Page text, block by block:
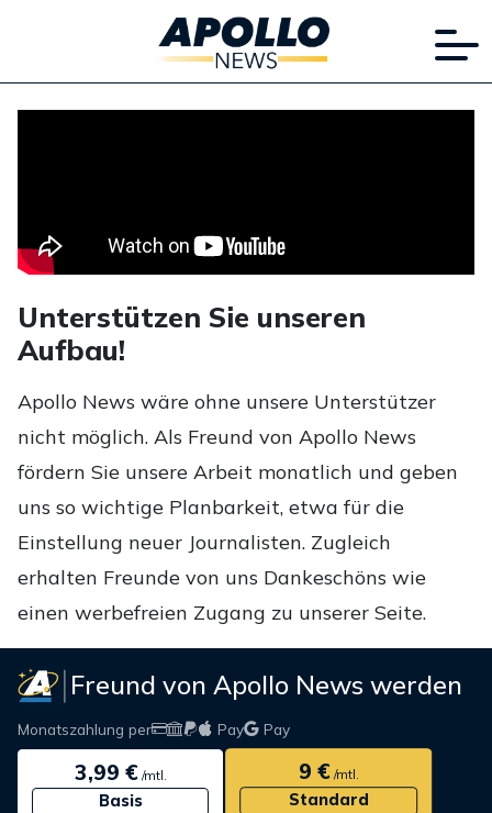
Unterstützen Sie unseren
Aufbau!
Apollo News wäre ohne unsere Unterstützer
nicht möglich. Als Freund von Apollo News
fördern Sie unsere Arbeit monatlich und geben
uns so wichtige Planbarkeit, etwa für die
Einstellung neuer Journalisten. Zugleich
erhalten Freunde von uns Dankeschöns wie
einen werbefreien Zugang zu unserer Seite.
Freund von Apollo News werden
Monatszahlung per Pay Pay
3,99 €/mtl.
Basis
9 €/mtl.
Standard